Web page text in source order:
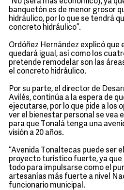
banquetón es de menor grosor
hidráulico, por lo que se tendrá
concreto hidráulico”.
Ordóñez Hernández explicó que
quedará igual, así como los
pretende remodelar son las
el concreto hidráulico.
Por su parte, el director de
Avilés, continúa a la espera de
ejecutarse, por lo que pide a los
ver el bienestar personal se vea
para que Tonalá tenga una
visión a 20 años.
“Avenida Tonaltecas puede ser
proyecto turístico fuerte, ya
todo para impulsarse como el
artesanías más fuerte a nivel
funcionario municipal.